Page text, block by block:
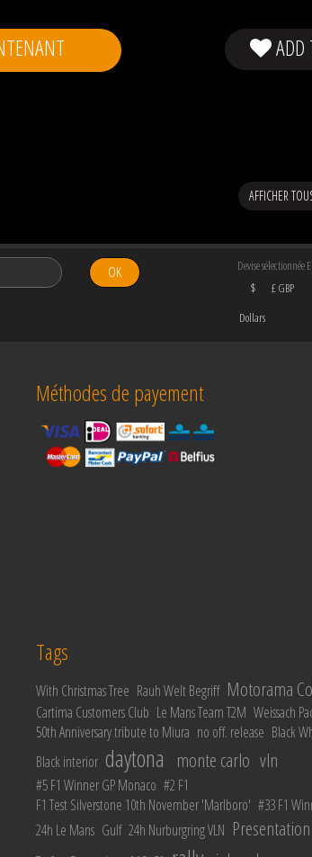
ADD
AFFICHER
OK
Devise sélectionnée
$
Dollars
£ GBP
Méthodes de payement
Tags
With Christmas Tree Rauh Welt Begriff Motorama
Cartima Customers Club Le Mans Team T2M Weissach
50th Anniversary tribute to Miura no off. release Black
Black interior daytona monte carlo vln
#5 F1 Winner GP Monaco #2 F1
F1 Test Silverstone 10th November 'Marlboro' #33 F1
24h Le Mans Gulf 24h Nurburgring VLN Presentation